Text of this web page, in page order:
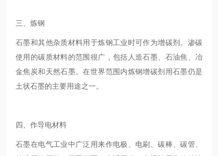
三、炼钢
石墨和其他杂质材料用于炼钢工业时可作为增碳剂。渗碳
使用的碳质材料的范围很广，包括人造石墨、石油焦、冶
金焦炭和天然石墨。在世界范围内炼钢增碳剂用石墨仍是
土状石墨的主要用途之一。
四、作导电材料
石墨在电气工业中广泛用来作电极、电刷、碳棒、碳管、